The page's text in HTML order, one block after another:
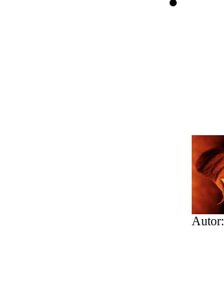
Autor: